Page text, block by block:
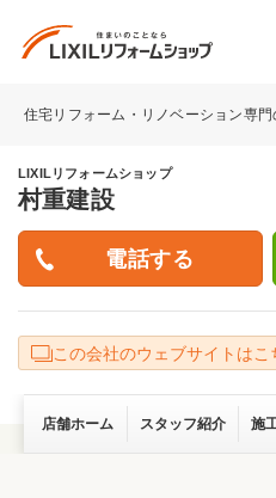
住宅リフォーム・リノベーション専
LIXILリフォームショップ
村重建設
この会社のウェブサイトはこ
店舗ホーム スタッフ紹介 施